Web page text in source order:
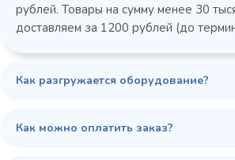
45 900 ₽
рублей. Товары на сумму менее 30
доставляем за 1200 рублей (до
Как разгружается оборудование?
Как можно оплатить заказ?